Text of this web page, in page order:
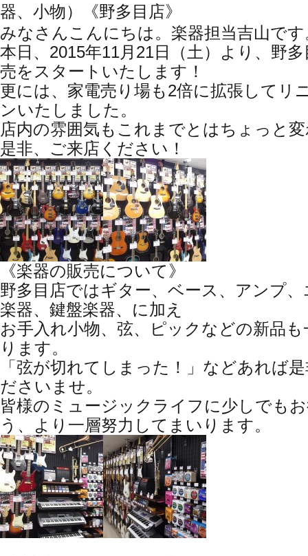
器、小物）《野多目店》
みなさんこんにちは。楽器担当吉山です
本日、2015年11月21日（土）より、野
売をスタートいたします！
更には、家電売り場も2倍に拡張してリ
ンいたしました。
店内の雰囲気もこれまでとはちょっと
是非、ご来店ください！
《楽器の販売について》
野多目店ではギター、ベース、アンプ
楽器、鍵盤楽器、に加え
お手入れ小物、弦、ピックなどの新品
ります。
「弦が切れてしまった！」などあれば
ださいませ。
皆様のミュージックライフに少しでも
う、より一層努力してまいります。